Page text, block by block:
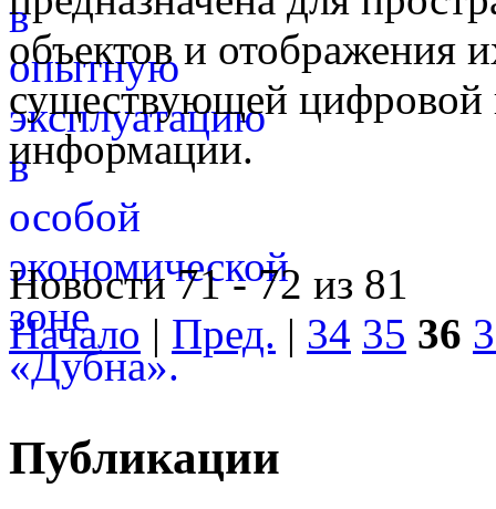
объектов и отображения
существующей цифровой
информации.
Новости 71 - 72 из 81
Начало | Пред. | 34 35 36
Публикации